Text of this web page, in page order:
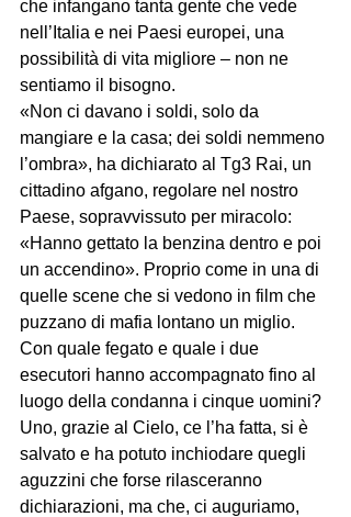
che infangano tanta gente che vede
nell’Italia e nei Paesi europei, una
possibilità di vita migliore – non ne
sentiamo il bisogno.
«Non ci davano i soldi, solo da
mangiare e la casa; dei soldi nemmeno
l’ombra», ha dichiarato al Tg3 Rai, un
cittadino afgano, regolare nel nostro
Paese, sopravvissuto per miracolo:
«Hanno gettato la benzina dentro e poi
un accendino». Proprio come in una di
quelle scene che si vedono in film che
puzzano di mafia lontano un miglio.
Con quale fegato e quale i due
esecutori hanno accompagnato fino al
luogo della condanna i cinque uomini?
Uno, grazie al Cielo, ce l’ha fatta, si è
salvato e ha potuto inchiodare quegli
aguzzini che forse rilasceranno
dichiarazioni, ma che, ci auguriamo,